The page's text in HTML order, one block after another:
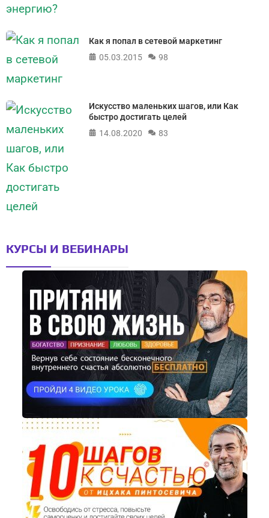
Как я попал в сетевой маркетинг
05.03.2015
98
Искусство маленьких шагов, или Как
быстро достигать целей
14.08.2020
83
КУРСЫ И ВЕБИНАРЫ